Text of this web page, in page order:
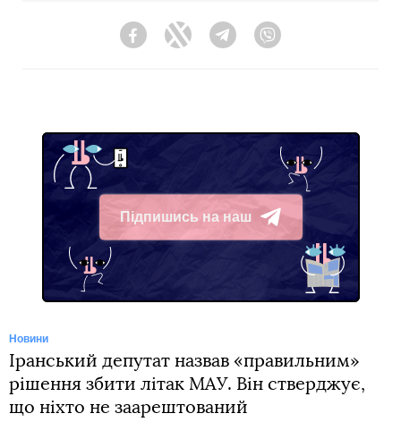
FacebookTwitter Telegram
Підпишись на наш
Telegram
Новини
Іранський депутат назвав «правильним»
рішення збити літак МАУ. Він стверджує,
що ніхто не заарештований